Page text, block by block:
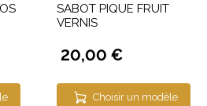
SABOT PIQUE FRUIT
VERNIS
20,00 €
Choisir un modèle